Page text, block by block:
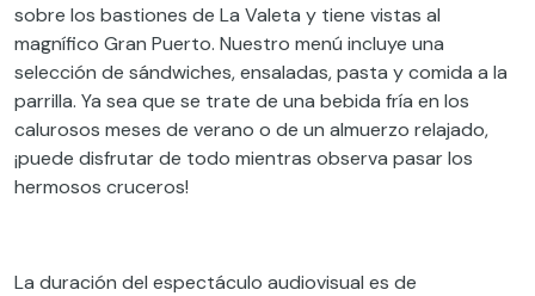
sobre los bastiones de La Valeta y tiene vistas al
magnífico Gran Puerto. Nuestro menú incluye una
selección de sándwiches, ensaladas, pasta y comida a la
parrilla. Ya sea que se trate de una bebida fría en los
calurosos meses de verano o de un almuerzo relajado,
¡puede disfrutar de todo mientras observa pasar los
hermosos cruceros!
La duración del espectáculo audiovisual es de